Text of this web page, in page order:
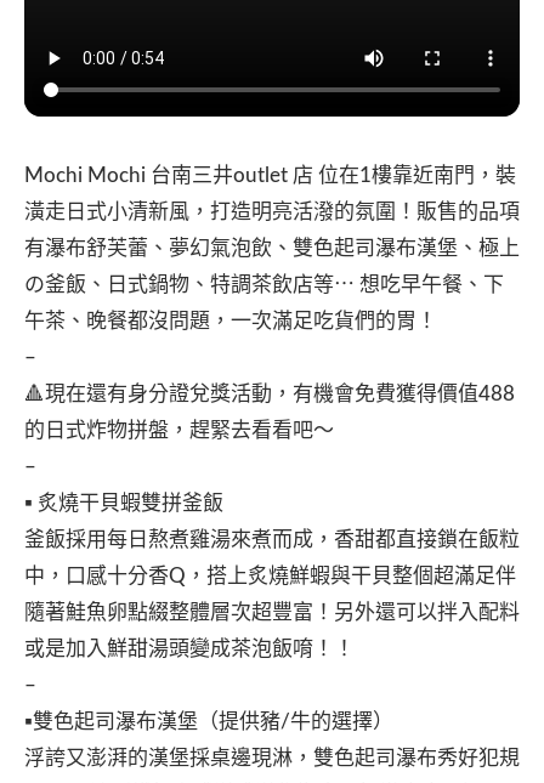
Mochi Mochi 台南三井outlet 店 位在1樓靠近南門，裝
潢走日式小清新風，打造明亮活潑的氛圍！販售的品項
有瀑布舒芙蕾、夢幻氣泡飲、雙色起司瀑布漢堡、極上
の釜飯、日式鍋物、特調茶飲店等⋯ 想吃早午餐、下
午茶、晚餐都沒問題，一次滿足吃貨們的胃！
–
🔺現在還有身分證兌獎活動，有機會免費獲得價值488
的日式炸物拼盤，趕緊去看看吧～
–
▪️ 炙燒干貝蝦雙拼釜飯
釜飯採用每日熬煮雞湯來煮而成，香甜都直接鎖在飯粒
中，口感十分香Q，搭上炙燒鮮蝦與干貝整個超滿足伴
隨著鮭魚卵點綴整體層次超豐富！另外還可以拌入配料
或是加入鮮甜湯頭變成茶泡飯唷！！
–
▪️雙色起司瀑布漢堡（提供豬/牛的選擇）
浮誇又澎湃的漢堡採桌邊現淋，雙色起司瀑布秀好犯規